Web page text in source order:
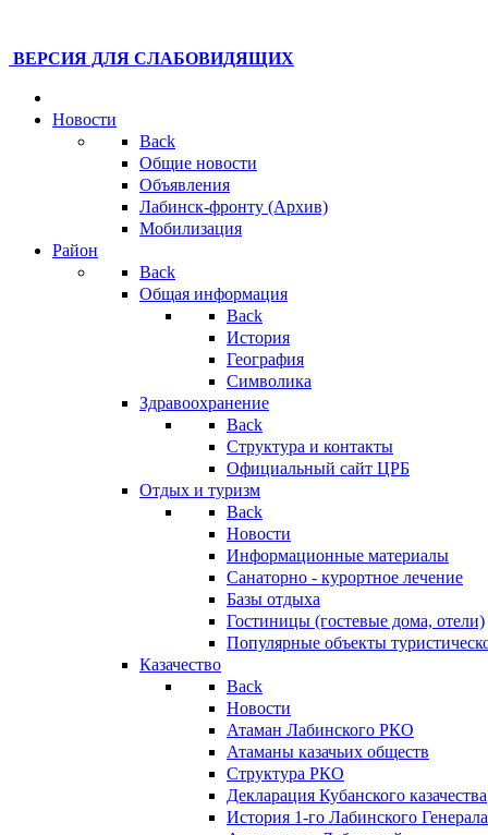
ВЕРСИЯ ДЛЯ СЛАБОВИДЯЩИХ
Новости
Back
Общие новости
Объявления
Лабинск-фронту (Архив)
Мобилизация
Район
Back
Общая информация
Back
История
География
Символика
Здравоохранение
Back
Структура и контакты
Официальный сайт ЦРБ
Отдых и туризм
Back
Новости
Информационные материалы
Санаторно - курортное лечение
Базы отдыха
Гостиницы (гостевые дома, отели)
Популярные объекты
Казачество
Back
Новости
Атаман Лабинского РКО
Атаманы казачьих обществ
Структура РКО
Декларация Кубанского казачества
История 1-го Лабинского